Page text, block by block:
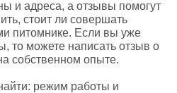
и адреса, а отзывы помогут
стоит ли совершать
питомнике. Если вы уже
то можете написать отзыв о
собственном опыте.
режим работы и